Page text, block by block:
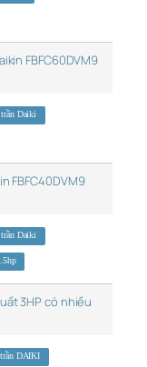
FBFC60DVM9
Daiki
FBFC40DVM9
Daiki
3HP có nhiều
DAIKI